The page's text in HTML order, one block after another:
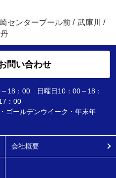
センタープール前 / 武庫川
/
問い合わせ
18：00 日曜日10：00～18：
：00
ゴールデンウイーク・年末年
会社概要